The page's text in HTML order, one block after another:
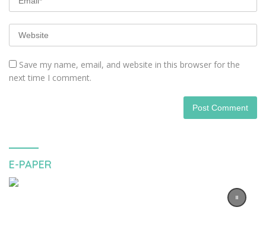
Save my name, email, and website in this browser for the
next time I comment.
E-PAPER